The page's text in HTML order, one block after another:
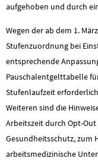
aufgehoben und durch
Wegen der ab dem 1.
Stufenzuordnung bei
entsprechende
Pauschalentgelttabelle
Stufenlaufzeit
Weiteren sind die
Arbeitszeit durch Opt-
Gesundheitsschutz, zum
arbeitsmedizinische